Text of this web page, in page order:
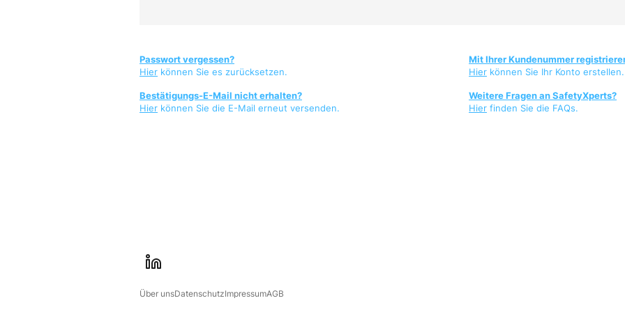
Passwort vergessen?
Hier können Sie es zurücksetzen.
Bestätigungs-E-Mail nicht erhalten?
Hier können Sie die E-Mail erneut versenden.
Mit Ihrer Kundenummer
Hier können Sie Ihr Konto erstellen.
Weitere Fragen an SafetyXperts?
Hier finden Sie die FAQs.
i
Über unsDatenschutzImpressumAGB